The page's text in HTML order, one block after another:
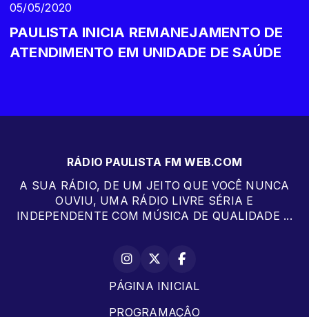
05/05/2020
PAULISTA INICIA REMANEJAMENTO DE
ATENDIMENTO EM UNIDADE DE SAÚDE
RÁDIO PAULISTA FM WEB.COM
A SUA RÁDIO, DE UM JEITO QUE VOCÊ NUNCA
OUVIU, UMA RÁDIO LIVRE SÉRIA E
INDEPENDENTE COM MÚSICA DE QUALIDADE ...
PÁGINA INICIAL
PROGRAMAÇÂO